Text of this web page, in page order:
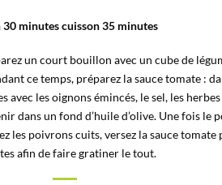
minutes cuisson 35 minutes
un court bouillon avec un cube de
ce temps, préparez la sauce tomate :
les oignons émincés, le sel, les
dans un fond d’huile d’olive. Une fois le
les poivrons cuits, versez la sauce tomate
afin de faire gratiner le tout.